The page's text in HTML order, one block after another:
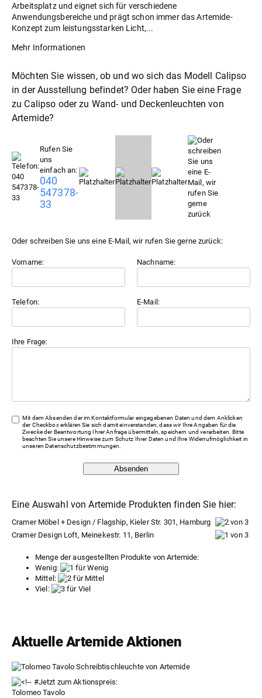
Arbeitsplatz und eignet sich für verschiedene
Anwendungsbereiche und prägt schon immer das Artemide-
Konzept zum leistungsstarken Licht,...
Mehr Informationen
Möchten Sie wissen, ob und wo sich das Modell Calipso
in der Ausstellung befindet? Oder haben Sie eine Frage
zu Calipso oder zu Wand- und Deckenleuchten von
Artemide?
Rufen Sie
uns
einfach an:
040
547378-
33
Oder schreiben Sie uns eine E-Mail, wir rufen Sie gerne zurück:
Vorname: Nachname:
Telefon: E-Mail:
Ihre Frage:
Mit dem Absenden der im Kontaktformular eingegebenen Daten und dem Anklicken
der Checkbox erklären Sie sich damit einverstanden, dass wir Ihre Angaben für die
Zwecke der Beantwortung Ihrer Anfrage übermitteln, speichern und verarbeiten. Bitte
beachten Sie unsere Hinweise zum Schutz Ihrer Daten und Ihre Widerrufmöglichkeit in
unserenDatenschutzbestimmungen
Absenden
Eine Auswahl von Artemide Produkten finden Sie hier:
Cramer Möbel + Design / Flagship, Kieler Str. 301, Hamburg
Cramer Design Loft, Meinekestr. 11, Berlin
Menge der ausgestellten Produkte von Artemide:
Wenig:
Mittel:
Viel:
Aktuelle Artemide Aktionen